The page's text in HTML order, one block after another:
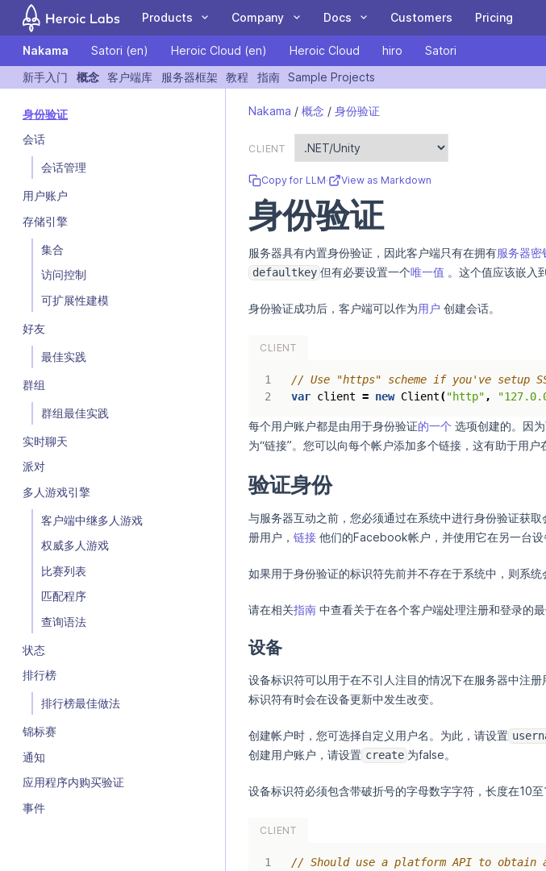
Products
The leading open
source game backend
games.
standardized meta
game features.
audiences, feature
flags, experiments and
Deploy and scale your
Heroic Gamestack on
platform.
Satori on Heroic Cloud
Company
COMPANY
Customers
Partners
Team
We're Hiring
A Heroic Ten Years:
Docs
DOCUMENTATION
Nakama
Satori
Heroic Cloud
COMMUNITY
Forum
Blog
YouTube
Get
Customers Pricing
Nakama Satori (en) Heroic Cloud (en) Heroic Cloud hiro Satori
新手入门 概念 客户端库 服务器框架 教程 指南
Sample Projects
身份验证
会话
会话管理
用户账户
存储引擎
集合
访问控制
可扩展性建模
好友
最佳实践
群组
群组最佳实践
实时聊天
派对
多人游戏引擎
客户端中继多人游戏
权威多人游戏
比赛列表
匹配程序
查询语法
状态
排行榜
排行榜最佳做法
锦标赛
通知
应用程序内购买验证
事件
Nakama / 概念 / 身份验证
CLIENT
Copy for LLM· View as Markdown
身份验证
服务器具有内置身份验证，因此客户端只有在拥有服务器密
defaultkey 但有必要设置一个唯一值 。这个值应该嵌入
身份验证成功后，客户端可以作为用户 创建会话。
CLIENT
// Use "https" scheme if you've setup
var client = new Client("http" ,
每个用户账户都是由用于身份验证的一个 选项创建的。因
为“链接”。您可以向每个帐户添加多个链接，这有助于用户
验证身份
与服务器互动之前，您必须通过在系统中进行身份验证获
册用户， 链接 他们的Facebook帐户，并使用它在另一台设
如果用于身份验证的标识符先前并不存在于系统中，则系统
请在相关指南 中查看关于在各个客户端处理注册和登录的最
设备
设备标识符可以用于在不引人注目的情况下在服务器中注
标识符有时会在设备更新中发生改变。
创建帐户时，您可选择自定义用户名。为此，请设置
创建用户账户，请设置 create 为false。
设备标识符必须包含带破折号的字母数字字符，长度在10至
CLIENT
// Should use a platform API to